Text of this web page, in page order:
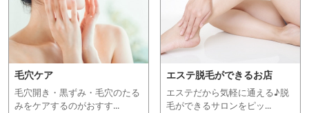
毛穴ケア
毛穴開き・黒ずみ・毛穴のたる
みをケアするのがおすす...
エステ脱毛ができるお店
エステだから気軽に通える♪脱
毛ができるサロンをピッ...